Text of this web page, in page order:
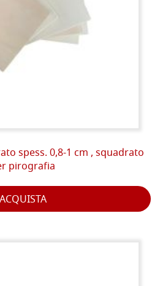
spess. 0,8-1 cm , squadrato
pirografia
ACQUISTA